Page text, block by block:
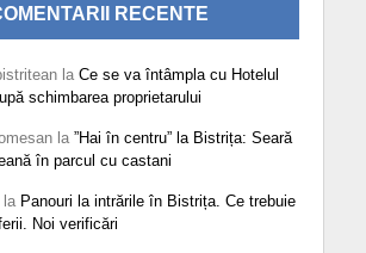
RECENTE
la Ce se va întâmpla cu Hotelul
schimbarea proprietarului
la ”Hai în centru” la Bistrița: Seară
în parcul cu castani
Panouri la intrările în Bistrița. Ce trebuie
Noi verificări